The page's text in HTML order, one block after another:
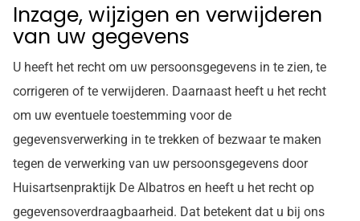
Inzage, wijzigen en verwijderen
van uw gegevens
U heeft het recht om uw persoonsgegevens in te zien, te
corrigeren of te verwijderen. Daarnaast heeft u het recht
om uw eventuele toestemming voor de
gegevensverwerking in te trekken of bezwaar te maken
tegen de verwerking van uw persoonsgegevens door
Huisartsenpraktijk De Albatros en heeft u het recht op
gegevensoverdraagbaarheid. Dat betekent dat u bij ons